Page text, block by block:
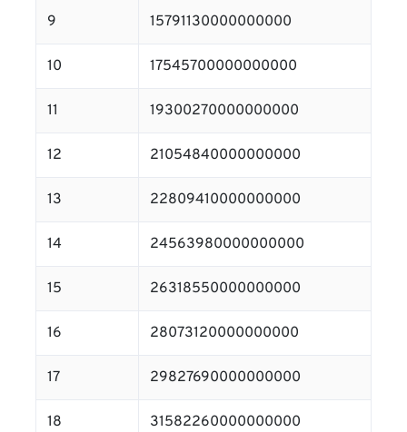
9 15791130000000000
10 17545700000000000
11 19300270000000000
12 21054840000000000
13 22809410000000000
14 24563980000000000
15 26318550000000000
16 28073120000000000
17 29827690000000000
18 31582260000000000